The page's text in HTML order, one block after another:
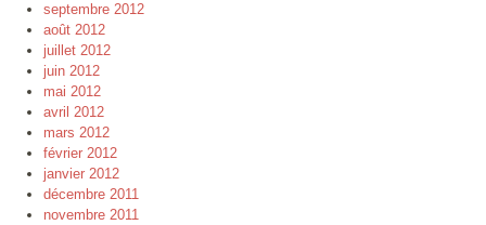
septembre 2012
août 2012
juillet 2012
juin 2012
mai 2012
avril 2012
mars 2012
février 2012
janvier 2012
décembre 2011
novembre 2011